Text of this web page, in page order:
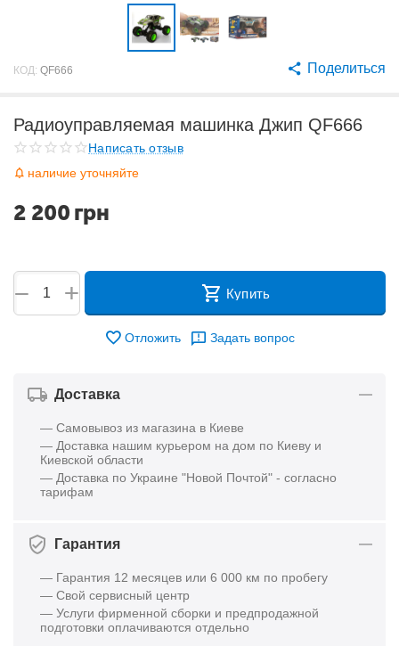
КОД: QF666 Поделиться
Радиоуправляемая машинка Джип QF666
Написать отзыв
наличие уточняйте
2 200 грн
+
− Купить
Отложить Задать вопрос
Доставка
— Самовывоз из магазина в Киеве
— Доставка нашим курьером на дом по Киеву и
Киевской области
— Доставка по Украине "Новой Почтой" - согласно
тарифам
Гарантия
— Гарантия 12 месяцев или 6 000 км по пробегу
— Свой сервисный центр
— Услуги фирменной сборки и предпродажной
подготовки оплачиваются отдельно